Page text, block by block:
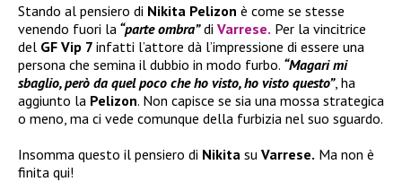
Stando al pensiero di Nikita Pelizon è come se stesse
venendo fuori la “parte ombra”di Varrese. Per la vincitrice
del GF Vip 7 infatti l’attore dà l’impressione di essere una
persona che semina il dubbio in modo furbo. “Magari mi
sbaglio, però da quel poco che ho visto, ho visto questo”, ha
aggiunto la Pelizon. Non capisce se sia una mossa strategica
o meno, ma ci vede comunque della furbizia nel suo sguardo.
Insomma questo il pensiero di Nikita su Varrese. Ma non è
finita qui!